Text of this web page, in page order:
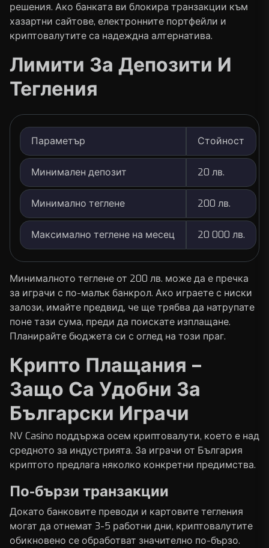
решения. Ако банката ви блокира транзакции към
хазартни сайтове, електронните портфейли и
криптовалутите са надеждна алтернатива.
Лимити За Депозити И
Тегления
Параметър Стойност
Минимален депозит 20 лв.
Минимално теглене 200 лв.
Максимално теглене на месец 20 000 лв.
Минималното теглене от 200 лв. може да е пречка
за играчи с по-малък банкрол. Ако играете с ниски
залози, имайте предвид, че ще трябва да натрупате
поне тази сума, преди да поискате изплащане.
Планирайте бюджета си с оглед на този праг.
Крипто Плащания –
Защо Са Удобни За
Български Играчи
NV Casino поддържа осем криптовалути, което е над
средното за индустрията. За играчи от България
криптото предлага няколко конкретни предимства.
По-бързи транзакции
Докато банковите преводи и картовите тегления
могат да отнемат 3-5 работни дни, криптовалутите
обикновено се обработват значително по-бързо.